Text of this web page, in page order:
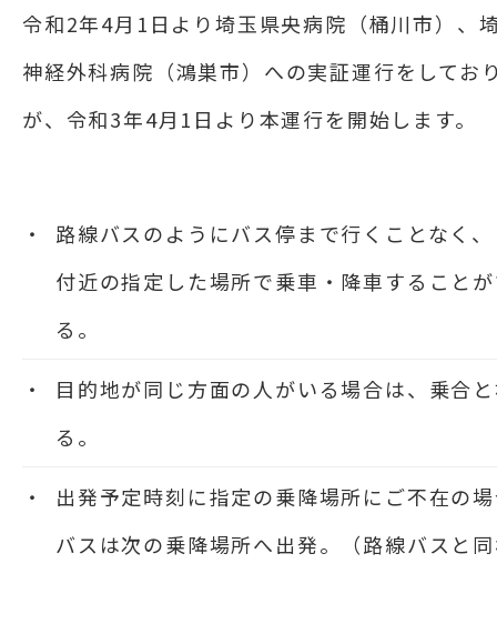
令和2年4月1日より埼玉県央病院（桶川市）、
神経外科病院（鴻巣市）への実証運行をしてお
が、令和3年4月1日より本運行を開始します。
路線バスのようにバス停まで行くことなく
付近の指定した場所で乗車・降車すること
る。
目的地が同じ方面の人がいる場合は、乗合
る。
出発予定時刻に指定の乗降場所にご不在の
バスは次の乗降場所へ出発。（路線バスと